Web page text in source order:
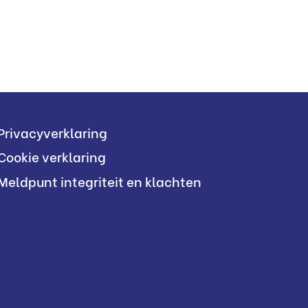
verklaring
integriteit en klachten